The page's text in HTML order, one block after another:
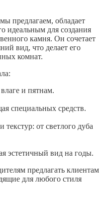
предлагаем, обладает
идеальным для создания
камня. Он сочетает
вид, что делает его
комнат.
и пятнам.
специальных средств.
от светлого дуба
эстетичный вид на годы.
предлагать клиентам
для любого стиля